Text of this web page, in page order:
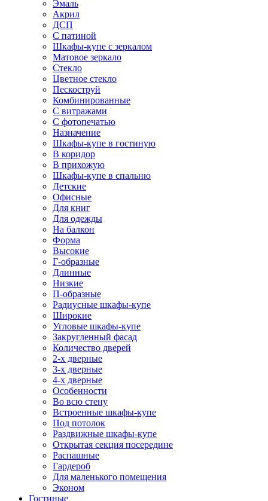
Эмаль
Акрил
ДСП
С патиной
Шкафы-купе с зеркалом
Матовое зеркало
Стекло
Цветное стекло
Пескоструй
Комбинированные
С витражами
С фотопечатью
Назначение
Шкафы-купе в гостиную
В коридор
В прихожую
Шкафы-купе в спальню
Детские
Офисные
Для книг
Для одежды
На балкон
Форма
Высокие
Г-образные
Длинные
Низкие
П-образные
Радиусные шкафы-купе
Широкие
Угловые шкафы-купе
Закругленный фасад
Количество дверей
2-х дверные
3-х дверные
4-х дверные
Особенности
Во всю стену
Встроенные шкафы-купе
Под потолок
Раздвижные шкафы-купе
Открытая секция посередине
Распашные
Гардероб
Для маленького помещения
Эконом
Гостиные